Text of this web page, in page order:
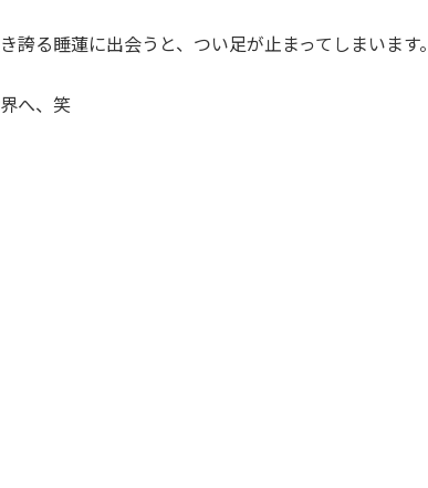
誇る睡蓮に出会うと、つい足が止まってしまいます。
へ、笑